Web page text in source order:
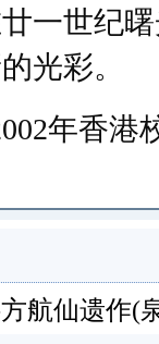
一世纪
光彩。
年香
航仙遗作(